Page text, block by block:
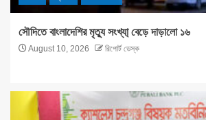
সৌদিতে বাংলাদেশির মৃত্যু সংখ্যা্ বেড়ে দাড়ালো ১৬
August 10, 2026 রিপোর্ট ডেস্ক